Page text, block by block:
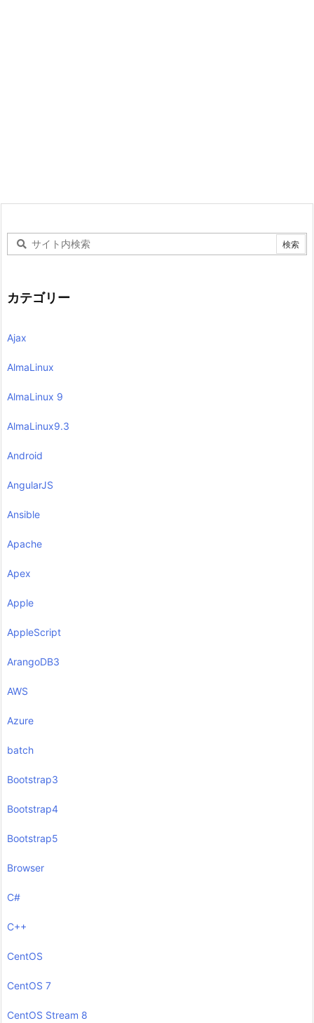
カテゴリー
Ajax
AlmaLinux
AlmaLinux 9
AlmaLinux9.3
Android
AngularJS
Ansible
Apache
Apex
Apple
AppleScript
ArangoDB3
AWS
Azure
batch
Bootstrap3
Bootstrap4
Bootstrap5
Browser
C#
C++
CentOS
CentOS 7
CentOS Stream 8